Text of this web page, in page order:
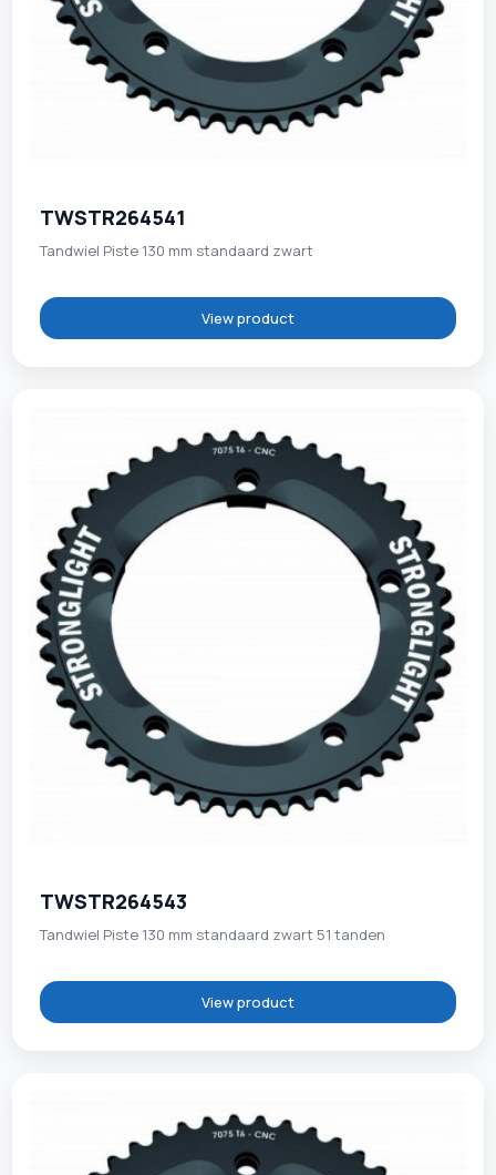
TWSTR264541
Tandwiel Piste 130 mm standaard zwart
View product
TWSTR264543
Tandwiel Piste 130 mm standaard zwart 51 tanden
View product